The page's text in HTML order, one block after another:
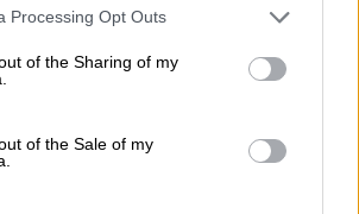
website/app uses one or more Google
or usage behaviour. You may click to
to Google and its third-party tags to
specified purposes in below Google
Processing Opt Outs
of the Sharing of my
of the Sale of my